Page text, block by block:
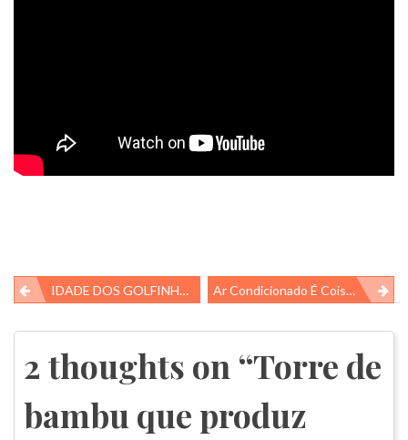
Navegação
de
Post
IDADE DOS GOLFINHOS, É POSSÍVEL SABER? Ar Condicionado É Coisa Do Passado!
2 thoughts on “Torre de
bambu que produz